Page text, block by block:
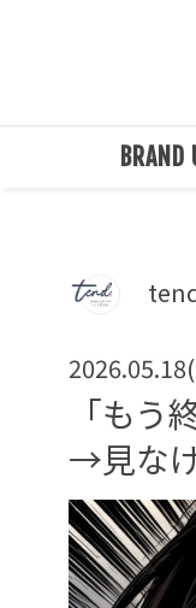
「も
→見な